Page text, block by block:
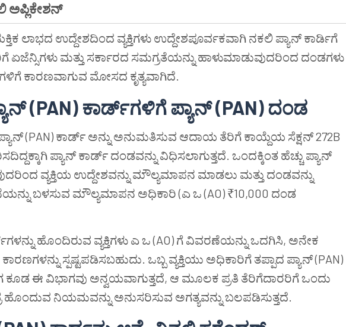
ಅಪ್ಲಿಕೇಶನ್
ಲಾಭದ ಉದ್ದೇಶದಿಂದ ವ್ಯಕ್ತಿಗಳು ಉದ್ದೇಶಪೂರ್ವಕವಾಗಿ ನಕಲಿ ಪ್ಯಾನ್ ಕಾರ್ಡಿಗೆ
ಏಜೆನ್ಸಿಗಳು ಮತ್ತು ಸರ್ಕಾರದ ಸಮಗ್ರತೆಯನ್ನು ಹಾಳುಮಾಡುವುದರಿಂದ ದಂಡಗಳು
ಕಾರಣವಾಗುವ ಮೋಸದ ಕೃತ್ಯವಾಗಿದೆ.
(PAN) ಕಾರ್ಡ್‌ಗಳಿಗೆ ಪ್ಯಾನ್ (PAN) ದಂಡ
(PAN) ಕಾರ್ಡ್ ಅನ್ನು ಅನುಮತಿಸುವ ಆದಾಯ ತೆರಿಗೆ ಕಾಯ್ದೆಯ ಸೆಕ್ಷನ್ 272B
ಪ್ಯಾನ್ ಕಾರ್ಡ್ ದಂಡವನ್ನು ವಿಧಿಸಲಾಗುತ್ತದೆ. ಒಂದಕ್ಕಿಂತ ಹೆಚ್ಚು ಪ್ಯಾನ್
ವ್ಯಕ್ತಿಯ ಉದ್ದೇಶವನ್ನು ಮೌಲ್ಯಮಾಪನ ಮಾಡಲು ಮತ್ತು ದಂಡವನ್ನು
ಬಳಸುವ ಮೌಲ್ಯಮಾಪನ ಅಧಿಕಾರಿ (ಎ ಒ (AO) ₹10,000 ದಂಡ
ಹೊಂದಿರುವ ವ್ಯಕ್ತಿಗಳು ಎ ಒ (AO) ಗೆ ವಿವರಣೆಯನ್ನು ಒದಗಿಸಿ, ಅನೇಕ
ಸ್ಪಷ್ಟಪಡಿಸಬಹುದು. ಒಬ್ಬ ವ್ಯಕ್ತಿಯು ಅಧಿಕಾರಿಗೆ ತಪ್ಪಾದ ಪ್ಯಾನ್ (PAN)
ಈ ವಿಭಾಗವು ಅನ್ವಯವಾಗುತ್ತದೆ, ಆ ಮೂಲಕ ಪ್ರತಿ ತೆರಿಗೆದಾರರಿಗೆ ಒಂದು
ಹೊಂದುವ ನಿಯಮವನ್ನು ಅನುಸರಿಸುವ ಅಗತ್ಯವನ್ನು ಬಲಪಡಿಸುತ್ತದೆ.